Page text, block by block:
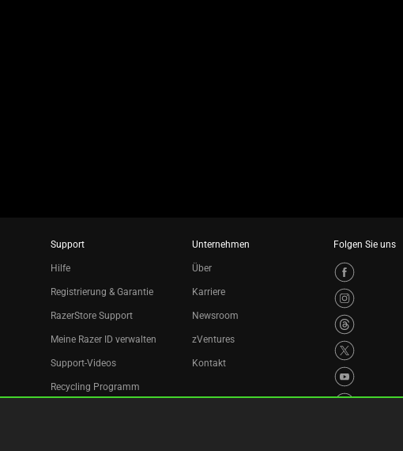
Support
Hilfe
Registrierung & Garantie
RazerStore Support
Meine Razer ID verwalten
Support-Videos
Recycling Programm
Unternehmen
Über
Karriere
Newsroom
zVentures
Kontakt
Folgen Sie uns